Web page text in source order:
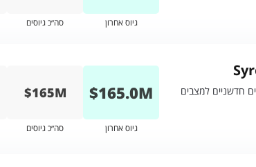
גיוס אחרון סה״כ גיוסים
חדשניים למצבים
M
165.0
$
גיוס אחרון
$165M
סה״כ גיוסים